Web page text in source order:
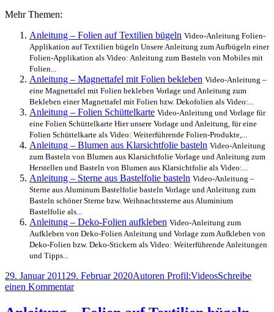
Mehr Themen:
Anleitung – Folien auf Textilien bügeln Video-Anleitung Folien-
Applikation auf Textilien bügeln Unsere Anleitung zum Aufbügeln einer
Folien-Applikation als Video: Anleitung zum Basteln von Mobiles mit
Folien...
Anleitung – Magnettafel mit Folien bekleben Video-Anleitung –
eine Magnettafel mit Folien bekleben Vorlage und Anleitung zum
Bekleben einer Magnettafel mit Folien bzw. Dekofolien als Video:...
Anleitung – Folien Schüttelkarte Video-Anleitung und Vorlage für
eine Folien Schüttelkarte Hier unsere Vorlage und Anleitung, für eine
Folien Schüttelkarte als Video: Weiterführende Folien-Produkte,...
Anleitung – Blumen aus Klarsichtfolie basteln Video-Anleitung
zum Basteln von Blumen aus Klarsichtfolie Vorlage und Anleitung zum
Herstellen und Basteln von Blumen aus Klarsichtfolie als Video:...
Anleitung – Sterne aus Bastelfolie basteln Video-Anleitung –
Sterne aus Aluminum Bastelfolie basteln Vorlage und Anleitung zum
Basteln schöner Sterne bzw. Weihnachtssterne aus Aluminium
Bastelfolie als...
Anleitung – Deko-Folien aufkleben Video-Anleitung zum
Aufkleben von Deko-Folien Anleitung und Vorlage zum Aufkleben von
Deko-Folien bzw. Deko-Stickern als Video: Weiterführende Anleitungen
und Tipps...
Veröffentlicht
am
29. Januar 201129. Februar 2020Autor
Autoren Profil:Kategorien
VideosSchreibe
einen Kommentarzu
für